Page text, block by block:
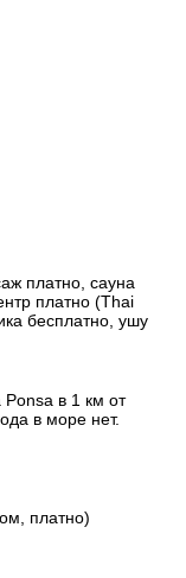
платно, сауна
платно (Thai
бесплатно, ушу
в 1 км от
в море нет.
платно)